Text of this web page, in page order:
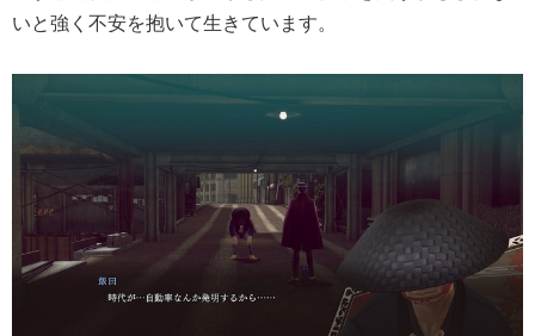
いと強く不安を抱いて生きています。